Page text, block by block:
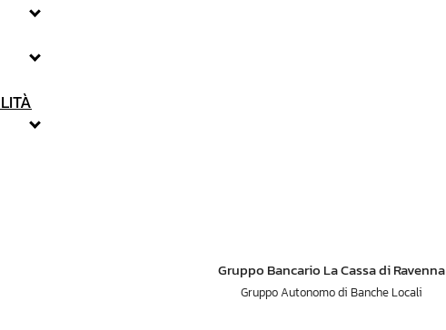
Gruppo Bancario La Cassa di Ravenna
Gruppo Autonomo di Banche Locali